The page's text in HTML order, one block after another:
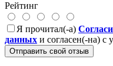
Рейтинг
Я прочитал(-а)
данных и согласен(-на) с
Отправить свой отзыв